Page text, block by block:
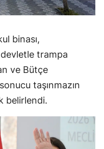
binası,
trampa
ve Bütçe
taşınmazın
belirlendi.